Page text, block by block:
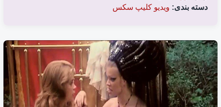
دسته بندی: ویدیو کلیپ سکس